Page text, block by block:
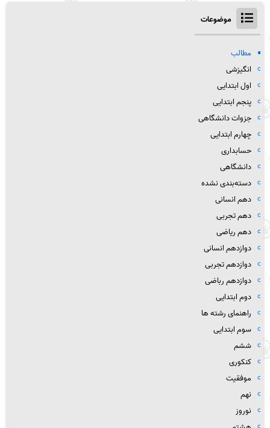
موضوعات
مطالب
انگیزشی
اول ابتدایی
پنجم ابتدایی
جزوات دانشگاهی
چهارم ابتدایی
حسابداری
دانشگاهی
دسته‌بندی نشده
دهم انسانی
دهم تجربی
دهم ریاضی
دوازدهم انسانی
دوازدهم تجربی
دوازدهم رباضی
دوم ابتدایی
راهنمای رشته ها
سوم ابتدایی
ششم
کنکوری
موفقیت
نهم
نوروز